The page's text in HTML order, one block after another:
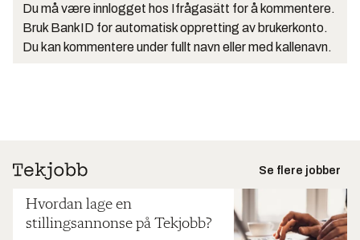
Du må være innlogget hos Ifrågasätt for å kommentere.
Bruk BankID for automatisk oppretting av brukerkonto.
Du kan kommentere under fullt navn eller med kallenavn.
Se flere jobber
Hvordan lage en
stillingsannonse på Tekjobb?